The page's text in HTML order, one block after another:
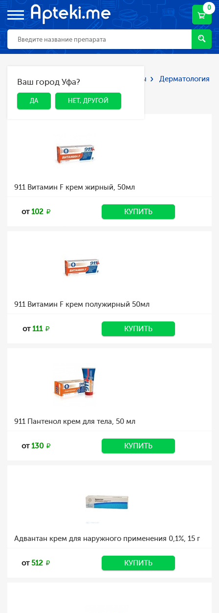
0
ДА НЕТ, ДРУГОЙ
Ваш город Уфа?
ДА НЕТ, ДРУГОЙ
Главная Каталог Лекарства и БАДы Дерматология
Дерматология
911 Витамин F крем жирный, 50мл
от102 КУПИТЬ
911 Витамин F крем полужирный 50мл
от111 КУПИТЬ
911 Пантенол крем для тела, 50 мл
от130 КУПИТЬ
Адвантан крем для наружного применения 0,1%, 15 г
от512 КУПИТЬ